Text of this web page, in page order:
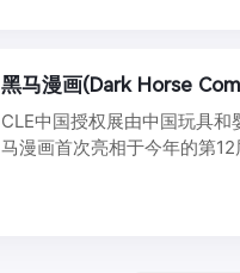
黑马漫画(Dark Horse
CLE中国授权展由中国玩具
马漫画首次亮相于今年的第